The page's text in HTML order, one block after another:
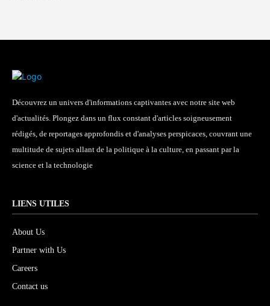
Découvrez un univers d'informations captivantes avec notre site web
d'actualités. Plongez dans un flux constant d'articles soigneusement
rédigés, de reportages approfondis et d'analyses perspicaces, couvrant une
multitude de sujets allant de la politique à la culture, en passant par la
science et la technologie
LIENS UTILES
About Us
Partner with Us
Careers
Contact us